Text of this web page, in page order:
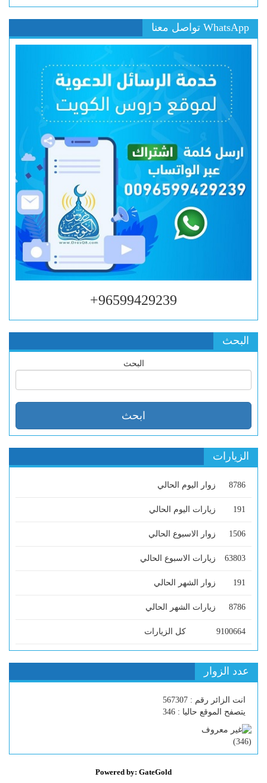
WhatsApp تواصل معنا
96599429239+
البحث
البحث
الزيارات
8786 زوار اليوم الحالي
191 زيارات اليوم الحالي
1506 زوار الاسبوع الحالي
63803 زيارات الاسبوع الحالي
191 زوار الشهر الحالي
8786 زيارات الشهر الحالي
9100664 كل الزيارات
عدد الزوار
انت الزائر رقم : 567307
يتصفح الموقع حاليا : 346
(
346
)
Powered by: GateGold